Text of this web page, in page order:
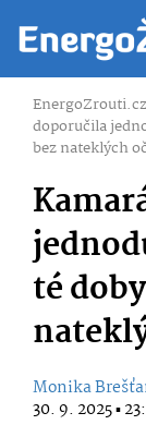
EnergoZrouti.cz
doporučila
bez nateklých
té
Monika
30. 9. 2025 ▪